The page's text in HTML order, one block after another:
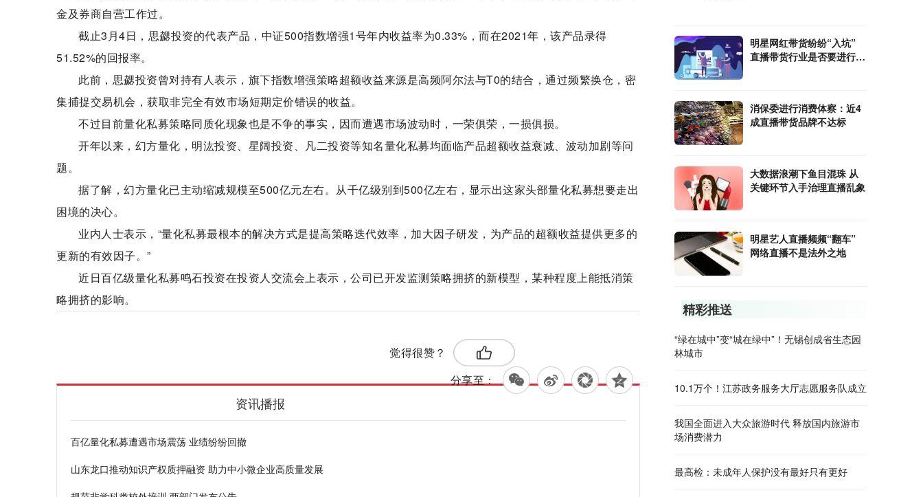
金及券商自营工作过。
截止3月4日，思勰投资的代表产品，中证500指数增强1号年内收益率为0.33%，而在2021年，该产品录得
51.52%的回报率。
此前，思勰投资曾对持有人表示，旗下指数增强策略超额收益来源是高频阿尔法与T0的结合，通过频繁换仓，密
集捕捉交易机会，获取非完全有效市场短期定价错误的收益。
不过目前量化私募策略同质化现象也是不争的事实，因而遭遇市场波动时，一荣俱荣，一损俱损。
开年以来，幻方量化，明汯投资、星阔投资、凡二投资等知名量化私募均面临产品超额收益衰减、波动加剧等问
题。
据了解，幻方量化已主动缩减规模至500亿元左右。从千亿级别到500亿左右，显示出这家头部量化私募想要走出
困境的决心。
业内人士表示，“量化私募最根本的解决方式是提高策略迭代效率，加大因子研发，为产品的超额收益提供更多的
更新的有效因子。”
近日百亿级量化私募鸣石投资在投资人交流会上表示，公司已开发监测策略拥挤的新模型，某种程度上能抵消策
略拥挤的影响。
觉得很赞？
分享至：
资讯播报
百亿量化私募遭遇市场震荡 业绩纷纷回撤
山东龙口推动知识产权质押融资 助力中小微企业高质量发展
明星网红带货纷纷“入坑”
直播带货行业是否要进行转
消保委进行消费体察：近4
成直播带货品牌不达标
大数据浪潮下鱼目混珠 从
关键环节入手治理直播乱象
明星艺人直播频频“翻车”
网络直播不是法外之地
精彩推送
“绿在城中”变“城在绿中”！无锡创成省生态园
林城市
10.1万个！江苏政务服务大厅志愿服务队成立
我国全面进入大众旅游时代 释放国内旅游市
场消费潜力
最高检：未成年人保护没有最好只有更好